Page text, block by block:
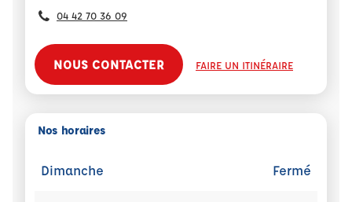
04 42 70 36 09
NOUS CONTACTER FAIRE UN ITINÉRAIRE
Nos horaires
Dimanche Fermé